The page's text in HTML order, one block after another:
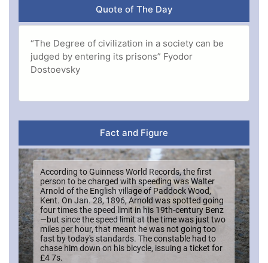
Quote of The Day
“The Degree of civilization in a society can be
judged by entering its prisons” Fyodor
Dostoevsky
Fact and Figure
According to Guinness World Records, the first
person to be charged with speeding was Walter
Arnold of the English village of Paddock Wood,
Kent. On Jan. 28, 1896, Arnold was spotted going
four times the speed limit in his 19th-century Benz
—but since the speed limit at the time was just two
miles per hour, that meant he was not going too
fast by today's standards. The constable had to
chase him down on his bicycle, issuing a ticket for
£4 7s.